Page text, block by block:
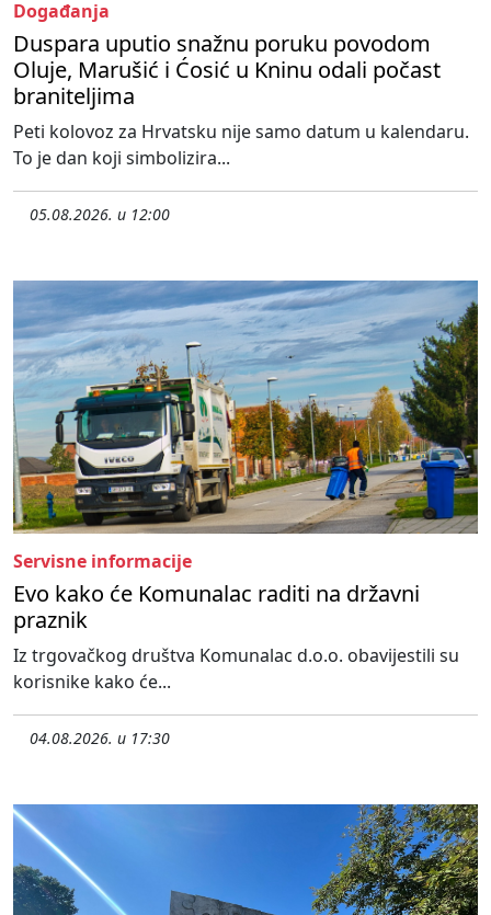
Događanja
Duspara uputio snažnu poruku povodom
Oluje, Marušić i Ćosić u Kninu odali počast
braniteljima
Peti kolovoz za Hrvatsku nije samo datum u kalendaru.
To je dan koji simbolizira...
05.08.2026. u 12:00
Servisne informacije
Evo kako će Komunalac raditi na državni
praznik
Iz trgovačkog društva Komunalac d.o.o. obavijestili su
korisnike kako će...
04.08.2026. u 17:30